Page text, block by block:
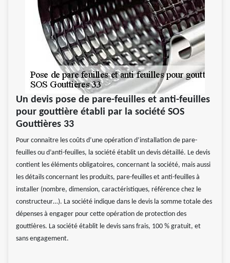
Un devis pose de pare-feuilles et anti-feuilles
pour gouttière établi par la société SOS
Gouttières 33
Pour connaitre les coûts d’une opération d’installation de pare-
feuilles ou d’anti-feuilles, la société établit un devis détaillé. Le devis
contient les éléments obligatoires, concernant la société, mais aussi
les détails concernant les produits, pare-feuilles et anti-feuilles à
installer (nombre, dimension, caractéristiques, référence chez le
constructeur…). La société indique dans le devis la somme totale des
dépenses à engager pour cette opération de protection des
gouttières. La société établit le devis sans frais, 100 % gratuit, et
sans engagement.